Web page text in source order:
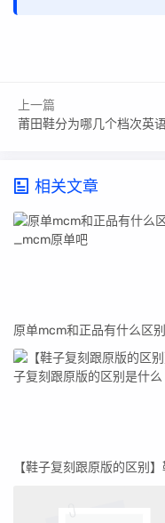
上一篇
莆田鞋分为哪几个档次英语表达（莆田鞋分为哪几个
相关文章